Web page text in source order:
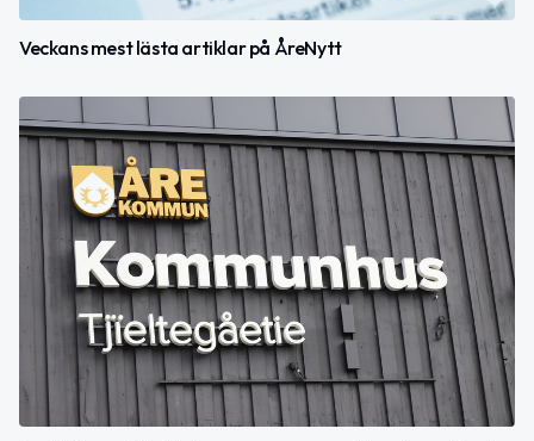
Veckans mest lästa artiklar på ÅreNytt